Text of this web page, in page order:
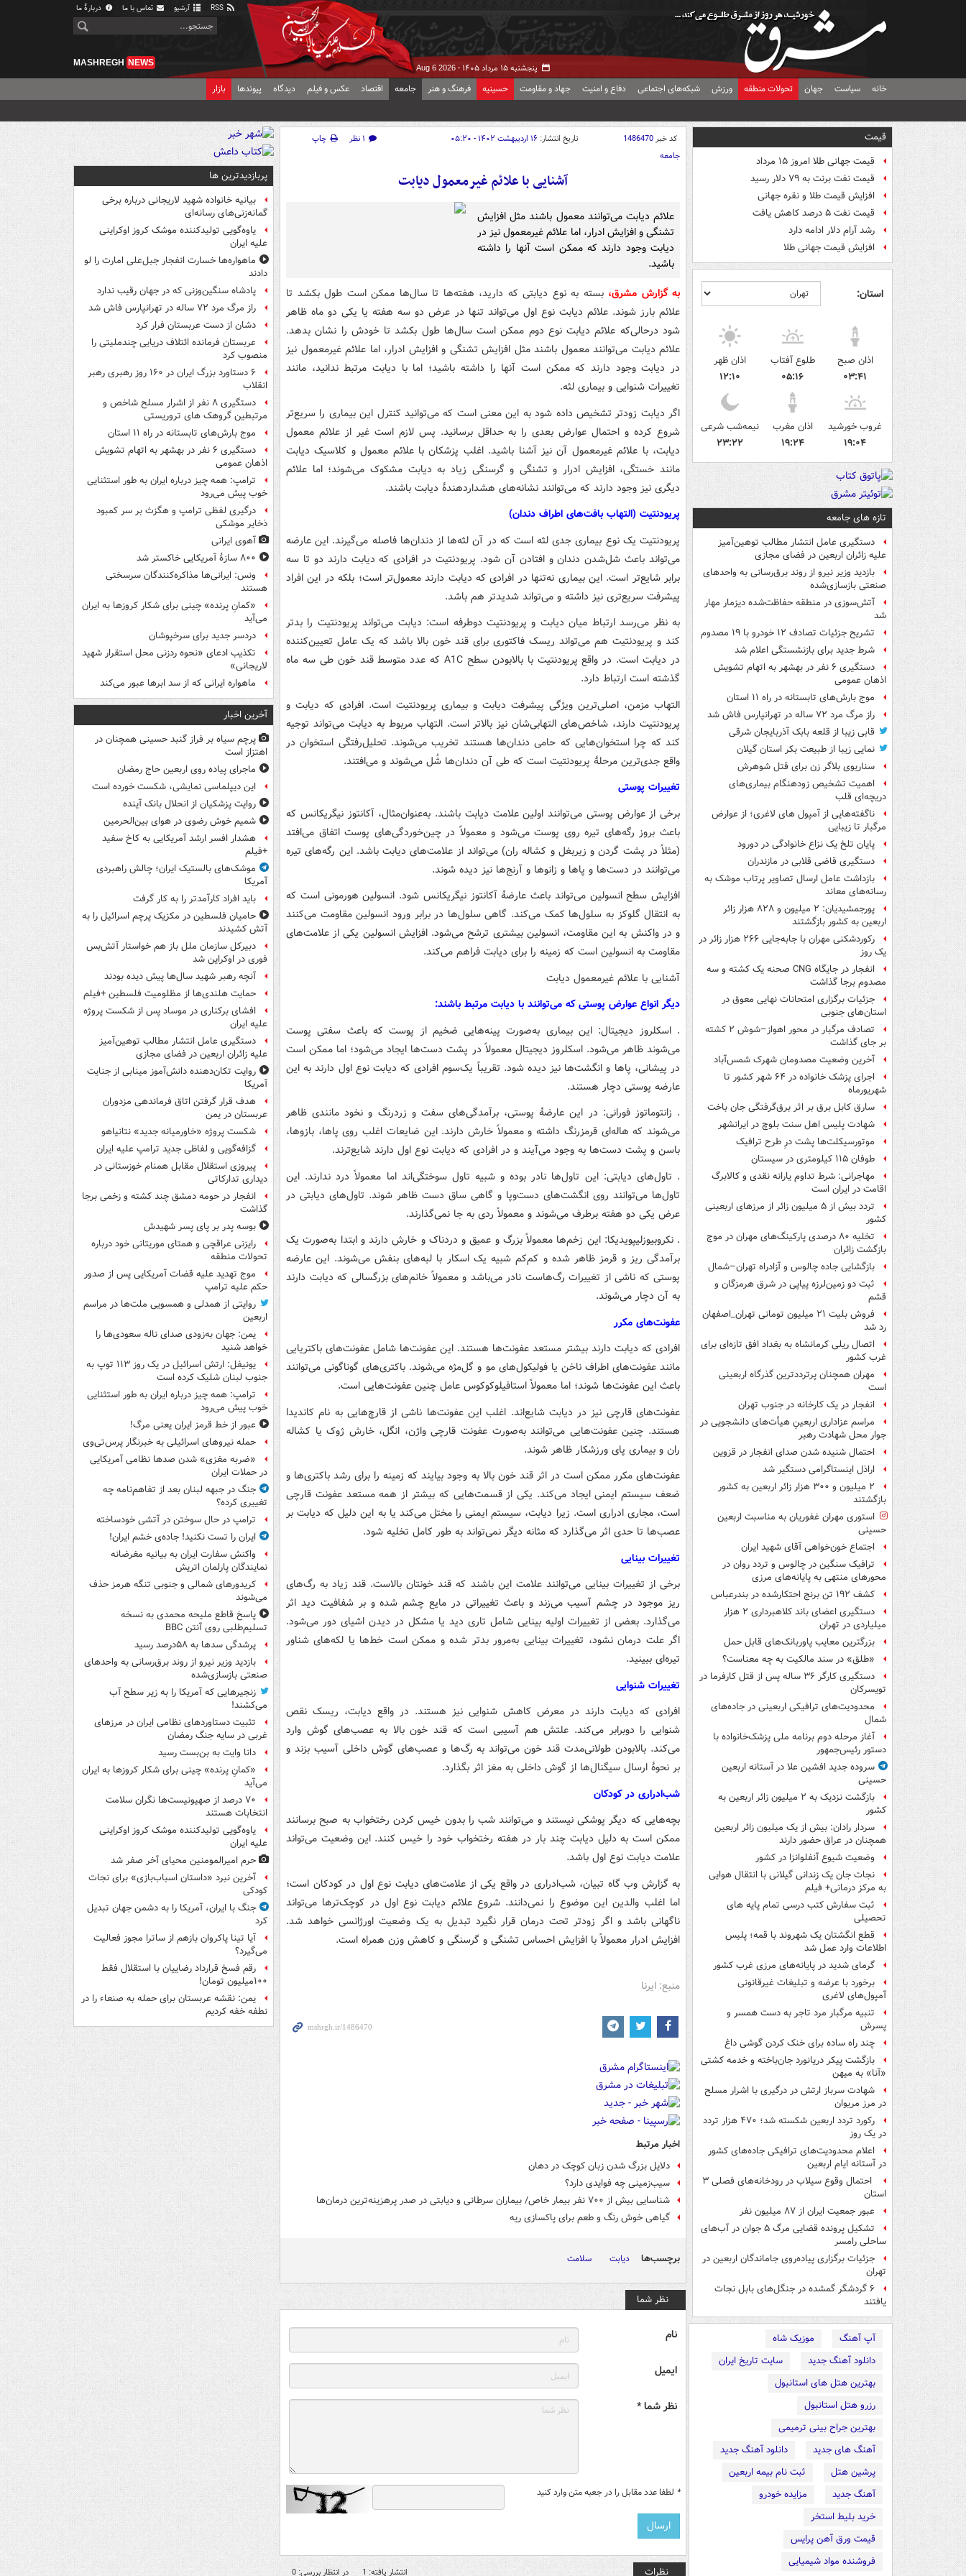
آرشیو تماس با ما دربارهٔ ما
پنجشنبه ۱۵ مرداد ۱۴۰۵ - Aug 6 2026
MASHREGH NEWS
خانه سیاست جهان تحولات منطقه ورزش شبکه‌های اجتماعی دفاع و امنیت جهاد و مقاومت حسینیه فرهنگ و هنر جامعه اقتصاد عکس و فیلم دیدگاه پیوندها بازار
قیمت
قیمت جهانی طلا امروز ۱۵ مرداد
قیمت نفت برنت به ۷۹ دلار رسید
افزایش قیمت طلا و نقره جهانی
قیمت نفت ۵ درصد کاهش یافت
رشد آرام دلار ادامه دارد
افزایش قیمت جهانی طلا
استان:
اذان صبح
۰۳:۴۱
طلوع آفتاب
۰۵:۱۶
اذان ظهر
۱۲:۱۰
غروب خورشید
۱۹:۰۴
اذان مغرب
۱۹:۲۴
نیمه‌شب شرعی
۲۳:۲۲
تازه های جامعه
دستگیری عامل انتشار مطالب توهین‌آمیز
علیه زائران اربعین در فضای مجازی
بازدید وزیر نیرو از روند برق‌رسانی به واحدهای
صنعتی بازسازی‌شده
آتش‌سوزی در منطقه حفاظت‌شده دیزمار مهار
شد
تشریح جزئیات تصادف ۱۲ خودرو با ۱۹ مصدوم
شرط جدید برای بازنشستگی اعلام شد
دستگیری ۶ نفر در بهشهر به اتهام تشویش
اذهان عمومی
موج بارش‌های تابستانه در راه ۱۱ استان
راز مرگ مرد ۷۲ ساله در تهرانپارس فاش شد
قابی زیبا از قلعه بابک آذربایجان شرقی
نمایی زیبا از طبیعت بکر استان گیلان
سناریوی بلاگر زن برای قتل شوهرش
اهمیت تشخیص زودهنگام بیماری‌های
دریچه‌ای قلب
ناگفته‌هایی از آمپول های لاغری؛ از عوارض
مرگبار تا زیبایی
پایان تلخ یک نزاع خانوادگی در دورود
دستگیری قاضی قلابی در مازندران
بازداشت عامل ارسال تصاویر پرتاب موشک به
رسانه‌های معاند
پورجمشیدیان: ۲ میلیون و ۸۲۸ هزار زائر
اربعین به کشور بازگشتند
رکوردشکنی مهران با جابه‌جایی ۲۶۶ هزار زائر در
یک روز
انفجار در جایگاه CNG صحنه یک کشته و سه
مصدوم برجا گذاشت
جزئیات برگزاری امتحانات نهایی معوق در
استان‌های جنوبی
تصادف مرگبار در محور اهواز–شوش ۲ کشته
بر جای گذاشت
آخرین وضعیت مصدومان شهرک شمس‌آباد
اجرای پزشک خانواده در ۶۴ شهر کشور تا
شهریورماه
سارق کابل برق بر اثر برق‌گرفتگی جان باخت
شهادت پلیس اهل سنت بلوچ در ایرانشهر
موتورسیکلت‌ها پشت درِ طرح ترافیک
طوفان ۱۱۵ کیلومتری در سیستان
مهاجرانی: شرط تداوم یارانه نقدی و کالابرگ
اقامت در ایران است
تردد بیش از ۵ میلیون زائر از مرزهای اربعینی
کشور
تخلیه ۸۰ درصدی پارکینگ‌های مهران در موج
بازگشت زائران
بازگشایی جاده چالوس و آزادراه تهران–شمال
ثبت دو زمین‌لرزه پیاپی در شرق هرمزگان و
قشم
فروش بلیت ۲۱ میلیون تومانی تهران_اصفهان
رد شد
اتصال ریلی کرمانشاه به بغداد افق تازه‌ای برای
غرب کشور
مهران همچنان پرترددترین گذرگاه اربعینی
است
انفجار در یک کارخانه در جنوب تهران
مراسم عزاداری اربعینِ هیأت‌های دانشجویی در
جوار محل شهادت رهبر
احتمال شنیده شدن صدای انفجار در قزوین
اراذل اینستاگرامی دستگیر شد
۲ میلیون و ۳۰۰ هزار زائر اربعین به کشور
بازگشتند
استوری مهران غفوریان به مناسبت اربعین
حسینی
اجتماع خون‌خواهی آقای شهید ایران
ترافیک سنگین در چالوس و تردد روان در
محورهای منتهی به پایانه‌های مرزی
کشف ۱۹۲ تن برنج احتکارشده در بندرعباس
دستگیری اعضای باند کلاهبرداری ۲ هزار
میلیاردی در تهران
بزرگترین معایب پاوربانک‌های قابل حمل
«طلق» در سند مالکیت به چه معناست؟
دستگیری کارگر ۳۶ ساله پس از قتل کارفرما در
تویسرکان
محدودیت‌های ترافیکی اربعینی در جاده‌های
شمال‌
آغاز مرحله دوم برنامه ملی پزشک‌خانواده با
دستور رئیس‌جمهور
سروده جدید افشین علا در آستانه اربعین
حسینی
بازگشت نزدیک به ۲ میلیون زائر اربعین به
کشور
سردار رادان: بیش از یک میلیون زائر اربعین
همچنان در عراق حضور دارند
وضعیت شیوع آنفلوانزا در کشور
نجات جان یک زندانی گیلانی با انتقال هوایی
به مرکز درمانی+ فیلم
ثبت سفارش کتب درسی تمام پایه های
تحصیلی
قطع انگشتان یک شهروند با قمه؛ پلیس
اطلاعات وارد عمل شد
گرمای شدید در پایانه‌های مرزی غرب کشور
برخورد با عرضه و تبلیغات غیرقانونی
آمپول‌های لاغری
تنبیه مرگبار مرد تاجر به دست همسر و
پسرش
چند راه‌ ساده برای خنک کردن گوشی داغ
بازگشت پیکر دریانورد جان‌باخته و خدمه کشتی
«آنا» به میهن
شهادت سرباز ارتش در درگیری با اشرار مسلح
در مرز مریوان
رکورد تردد اربعین شکسته شد؛ ۴۷۰ هزار تردد
در یک روز
اعلام محدودیت‌های ترافیکی جاده‌های کشور
در آستانه ایام اربعین
احتمال وقوع سیلاب در رودخانه‌های فصلی ۳
استان
عبور جمعیت ایران از ۸۷ میلیون نفر
تشکیل پرونده قضایی مرگ ۵ جوان در آب‌های
ساحلی رامسر
جزئیات برگزاری پیاده‌روی جاماندگان اربعین در
تهران
۶ گردشگر گمشده در جنگل‌های بابل نجات
یافتند
آپ آهنگ
موزیک شاه
دانلود آهنگ جدید
سایت تاریخ ایران
بهترین هتل های استانبول
رزرو هتل استانبول
بهترین جراح بینی ترمیمی
آهنگ های جدید
دانلود آهنگ جدید
پرشین هتل
ثبت نام بیمه اربعین
آهنگ جدید
مزایده خودرو
خرید بلیط استخر
قیمت ورق آهن پرایس
فروشنده مواد شیمیایی
کد خبر1486470 تاریخ انتشار: ۱۶ اردیبهشت ۱۴۰۲ - ۰۵:۲۰ ۱ نظر
چاپ
جامعه
آشنایی با علائم غیرمعمول دیابت
علائم دیابت می‌توانند معمول باشند مثل افزایش
تشنگی و افزایش ادرار، اما علائم غیرمعمول نیز در
دیابت وجود دارند که ممکن است آنها را داشته
باشید.
به گزارش مشرق،بسته به نوع دیابتی که دارید، هفته‌ها تا سال‌ها ممکن است طول بکشد تا
علائم بارز شوند. علائم دیابت نوع اول می‌تواند تنها در عرض دو سه هفته یا یکی دو ماه ظاهر
شود درحالی‌که علائم دیابت نوع دوم ممکن است سال‌ها طول بکشد تا خودش را نشان بدهد.
علائم دیابت می‌توانند معمول باشند مثل افزایش تشنگی و افزایش ادرار، اما علائم غیرمعمول نیز
در دیابت وجود دارند که ممکن است آنها را داشته باشید؛ اما با دیابت مرتبط ندانید، مانند
تغییرات شنوایی و بیماری لثه.
اگر دیابت زودتر تشخیص داده شود به این معنی است که می‌توانید کنترل این بیماری را سریع‌تر
شروع کرده و احتمال عوارض بعدی را به حداقل برسانید. پس لازم است غیر از علائم معمول
دیابت، با علائم غیرمعمول آن نیز آشنا باشید. اغلب پزشکان با علائم معمول و کلاسیک دیابت
مانند خستگی، افزایش ادرار و تشنگی و گرسنگی زیاد به دیابت مشکوک می‌شوند؛ اما علائم
دیگری نیز وجود دارند که می‌توانند نشانه‌های هشداردهندهٔ دیابت باشند.
پریودنتیت (التهاب بافت‌های اطراف دندان)
پریودنتیت یک نوع بیماری جدی لثه است که در آن لثه‌ها از دندان‌ها فاصله می‌گیرند. این عارضه
می‌تواند باعث شل‌شدن دندان و افتادن آن شود. پریودنتیت در افرادی که دیابت دارند دو تا سه
برابر شایع‌تر است. این بیماری نه‌تنها در افرادی که دیابت دارند معمول‌تر است؛ بلکه در این افراد
پیشرفت سریع‌تری نیز داشته و می‌تواند شدیدتر هم باشد.
به نظر می‌رسد ارتباط میان دیابت و پریودنتیت دوطرفه است: دیابت می‌تواند پریودنتیت را بدتر
کند و پریودنتیت هم می‌تواند ریسک فاکتوری برای قند خون بالا باشد که یک عامل تعیین‌کننده
در دیابت است. در واقع پریودنتیت با بالابودن سطح A1C که عدد متوسط قند خون طی سه ماه
گذشته است ارتباط دارد.
التهاب مزمن، اصلی‌ترین ویژگی پیشرفت دیابت و بیماری پریودنتیت است. افرادی که دیابت و
پریودنتیت دارند، شاخص‌های التهابی‌شان نیز بالاتر است. التهاب مربوط به دیابت می‌تواند توجیه
کند که چرا استخوان‌هایی که حامی دندان‌ها هستند تخریب می‌شوند. تحلیل‌رفتگی استخوان در
واقع جدی‌ترین مرحلهٔ پریودنتیت است که طی آن دندان‌ها شُل می‌شوند و می‌افتند.
تغییرات پوستی
برخی از عوارض پوستی می‌توانند اولین علامت دیابت باشند. به‌عنوان‌مثال، آکانتوز نیگریکانس که
باعث بروز رگه‌های تیره روی پوست می‌شود و معمولاً در چین‌خوردگی‌های پوست اتفاق می‌افتد
(مثلاً در پشت گردن و زیربغل و کشاله ران) می‌تواند از علامت‌های دیابت باشد. این رگه‌های تیره
می‌توانند در دست‌ها و پاها و زانوها و آرنج‌ها نیز دیده شوند.
افزایش سطح انسولین می‌تواند باعث عارضهٔ آکانتوز نیگریکانس شود. انسولین هورمونی است که
به انتقال گلوکز به سلول‌ها کمک می‌کند. گاهی سلول‌ها در برابر ورود انسولین مقاومت می‌کنند
و در واکنش به این مقاومت، انسولین بیشتری ترشح می‌شود. افزایش انسولین یکی از علامت‌های
مقاومت به انسولین است که زمینه را برای دیابت فراهم می‌کند.
آشنایی با علائم غیرمعمول دیابت
دیگر انواع عوارض پوستی که می‌توانند با دیابت مرتبط باشند:
. اسکلروز دیجیتال: این بیماری به‌صورت پینه‌هایی ضخیم از پوست که باعث سفتی پوست
می‌شوند ظاهر می‌شود. اسکلروز دیجیتال معمولاً در پشت دست‌ها ایجاد می‌شود؛ اما ممکن است
در پیشانی، پاها و انگشت‌ها نیز دیده شود. تقریباً یک‌سوم افرادی که دیابت نوع اول دارند به این
عارضه پوستی دچار هستند.
. زانتوماتوز فورانی: در این عارضهٔ پوستی، برآمدگی‌های سفت و زردرنگ و نخود مانندی ظاهر
می‌شوند که هاله‌ای قرمزرنگ داشته و معمولاً خارش دارند. این ضایعات اغلب روی پاها، بازوها،
باسن و پشت دست‌ها به وجود می‌آیند و در افرادی که دیابت نوع اول دارند شایع‌ترند.
. تاول‌های دیابتی: این تاول‌ها نادر بوده و شبیه تاول سوختگی‌اند اما معمولاً درد ندارند. این
تاول‌ها می‌توانند روی انگشت‌های دست‌وپا و گاهی ساق دست ظاهر شوند. تاول‌های دیابتی در
عرض یکی دو هفته برطرف می‌شوند و معمولاً ردی به جا نمی‌گذارند.
. نکروبیوزلیپویدیکا: این زخم‌ها معمولاً بزرگ و عمیق و دردناک و خارش دارند و ابتدا به‌صورت یک
برآمدگی ریز و قرمز ظاهر شده و کم‌کم شبیه یک اسکار با لبه‌های بنفش می‌شوند. این عارضه
پوستی که ناشی از تغییرات رگ‌هاست نادر می‌باشد و معمولاً خانم‌های بزرگسالی که دیابت دارند
به آن دچار می‌شوند.
عفونت‌های مکرر
افرادی که دیابت دارند بیشتر مستعد عفونت‌ها هستند. این عفونت‌ها شامل عفونت‌های باکتریایی
مانند عفونت‌های اطراف ناخن یا فولیکول‌های مو و گل‌مژه می‌شوند. باکتری‌های گوناگونی می‌توانند
باعث این عفونت‌ها شوند؛ اما معمولاً استافیلوکوکوس عامل چنین عفونت‌هایی است.
عفونت‌های قارچی نیز در دیابت شایع‌اند. اغلب این عفونت‌ها ناشی از قارچ‌هایی به نام کاندیدا
هستند. چنین عفونت‌هایی می‌توانند به‌صورت عفونت قارچی واژن، انگل، خارش ژوک یا کشاله
ران و بیماری پای ورزشکار ظاهر شوند.
عفونت‌های مکرر ممکن است در اثر قند خون بالا به وجود بیایند که زمینه را برای رشد باکتری‌ها و
ضعف سیستم ایمنی ایجاد می‌کند. یکی از قسمت‌هایی که بیشتر از همه مستعد عفونت قارچی
است، مجاری ادراری است. زیرا دیابت، سیستم ایمنی را مختل می‌کند یا به این دلیل که دیابت بر
عصب‌ها تا حدی اثر می‌گذارد که مثانه دیگر نمی‌تواند به طور کامل تخلیه شود.
تغییرات بینایی
برخی از تغییرات بینایی می‌توانند علامت این باشند که قند خونتان بالاست. قند زیاد به رگ‌های
ریز موجود در چشم آسیب می‌زند و باعث تغییراتی در مایع چشم شده و بر شفافیت دید اثر
می‌گذارد. بعضی از تغییرات اولیه بینایی شامل تاری دید یا مشکل در دیدن اشیای دور می‌شود.
اگر علت درمان نشود، تغییرات بینایی به‌مرور بدتر شده و ممکن است خط‌ها یا لکه‌های شناور
تیره‌ای ببینید.
تغییرات شنوایی
افرادی که دیابت دارند در معرض کاهش شنوایی نیز هستند. در واقع دیابت، ریسک نقص
شنوایی را دوبرابر می‌کند. علتش هم آسیبی است که قند خون بالا به عصب‌های گوش وارد
می‌کند. بالابودن طولانی‌مدت قند خون می‌تواند به رگ‌ها و عصب‌های گوش داخلی آسیب بزند و
بر نحوهٔ ارسال سیگنال‌ها از گوش داخلی به مغز اثر بگذارد.
شب‌ادراری در کودکان
بچه‌هایی که دیگر پوشکی نیستند و می‌توانند شب را بدون خیس کردن رختخواب به صبح برسانند
ممکن است به دلیل دیابت چند بار در هفته رختخواب خود را خیس کنند. این وضعیت می‌تواند
علامت دیابت نوع اول باشد.
به گزارش وب گاه تبیان، شب‌ادراری در واقع یکی از علامت‌های دیابت نوع اول در کودکان است؛
اما اغلب والدین این موضوع را نمی‌دانند. شروع علائم دیابت نوع اول در کوچک‌ترها می‌تواند
ناگهانی باشد و اگر زودتر تحت درمان قرار نگیرد تبدیل به یک وضعیت اورژانسی خواهد شد.
افزایش ادرار معمولاً با افزایش احساس تشنگی و گرسنگی و کاهش وزن همراه است.
منبع: ایرنا
اخبار مرتبط
دلایل بزرگ شدن زبان کوچک در دهان
سیب‌زمینی چه فوایدی دارد؟
شناسایی بیش از ۷۰۰ نفر بیمار خاص/ بیماران سرطانی و دیابتی در صدر پرهزینه‌ترین درمان‌ها
گیاهی خوش رنگ و طعم برای پاکسازی ریه
برچسب‌ها دیابت سلامت
نظر شما
نام
ایمیل
نظر شما *
* لطفا عدد مقابل را در جعبه متن وارد کنید
نظرات انتشار یافته: 1 در انتظار بررسی: 0
پربازدیدترین ها
بیانیه خانواده شهید لاریجانی درباره برخی
گمانه‌زنی‌های رسانه‌ای
یاوه‌گویی تولیدکننده موشک کروز اوکراینی
علیه ایران
ماهواره‌ها خسارت انفجار جبل‌علی امارت را لو
دادند
پادشاه سنگین‌وزنی که در جهان رقیب ندارد
راز مرگ مرد ۷۲ ساله در تهرانپارس فاش شد
دشان از دست عربستان فرار کرد
عربستان فرمانده ائتلاف دریایی چندملیتی را
منصوب کرد
۶ دستاورد بزرگ ایران در ۱۶۰ روز رهبری رهبر
انقلاب
دستگیری ۸ نفر از اشرار مسلح شاخص و
مرتبطین گروهک های تروریستی
موج بارش‌های تابستانه در راه ۱۱ استان
دستگیری ۶ نفر در بهشهر به اتهام تشویش
اذهان عمومی
ترامپ: همه چیز درباره ایران به طور استثنایی
خوب پیش می‌رود
درگیری لفظی ترامپ و هگزث بر سر کمبود
ذخایر موشکی
آهوی ایرانی
۸۰۰ سازۀ آمریکایی خاکستر شد
ونس: ایرانی‌ها مذاکره‌کنندگان سرسختی
هستند
«کمانِ پرنده» چینی برای شکار کروزها به ایران
می‌آید
دردسر جدید برای سرخپوشان
تکذیب ادعای «نحوه ردزنی محل استقرار شهید
لاریجانی»
ماهواره ایرانی که از سد ابرها عبور می‌کند
آخرین اخبار
پرچم سیاه بر فراز گنبد حسینی همچنان در
اهتزاز است
ماجرای پیاده روی اربعین حاج رمضان
این دیپلماسی نمایشی، شکست خورده است
روایت پزشکیان از انحلال بانک آینده
شمیم خوش رضوی در هوای بین‌الحرمین
هشدار افسر ارشد آمریکایی به کاخ سفید
+فیلم
موشک‌های بالستیک ایران؛ چالش راهبردی
آمریکا
باید افراد کارآمدتر را به کار گرفت
حامیان فلسطین در مکزیک پرچم اسرائیل را به
آتش کشیدند
دبیرکل سازمان ملل باز هم خواستار آتش‌بس
فوری در اوکراین شد
آنچه رهبر شهید سال‌ها پیش دیده بودند
حمایت هلندی‌ها از مظلومیت فلسطین +فیلم
افشای برکناری در موساد پس از شکست پروژه
علیه ایران
دستگیری عامل انتشار مطالب توهین‌آمیز
علیه زائران اربعین در فضای مجازی
روایت تکان‌دهنده دانش‌آموز مینابی از جنایت
آمریکا
هدف قرار گرفتن اتاق‌ فرماندهی مزدوران
عربستان در یمن
شکست پروژه «خاورمیانه جدید» نتانیاهو
گزافه‌گویی و لفاظی جدید ترامپ علیه ایران
پیروزی استقلال مقابل همنام خوزستانی در
دیداری تدارکاتی
انفجار در حومه دمشق چند کشته و زخمی برجا
گذاشت
بوسه‌ پدر بر پای پسر شهیدش
رایزنی عراقچی و همتای موریتانی خود درباره
تحولات منطقه
موج تهدید علیه قضات آمریکایی پس از صدور
حکم علیه ترامپ
روایتی از همدلی و همسویی ملت‌ها در مراسم
اربعین
یمن: جهان به‌زودی صدای ناله سعودی‌ها را
خواهد شنید
یونیفل: ارتش اسرائیل در یک روز ۱۱۳ توپ به
جنوب لبنان شلیک کرده است
ترامپ: همه چیز درباره ایران به طور استثنایی
خوب پیش می‌رود
عبور از خط قرمز ایران یعنی مرگ!
حمله نیروهای اسرائیلی به خبرنگار پرس‌تی‌وی
«ضربه مغزی» شدن صدها نظامی آمریکایی
در حملات ایران
جنگ در جبهه لبنان بعد از تفاهم‌نامه چه
تغییری کرده؟
ترامپ در حال سوختن در آتشی خودساخته
ایران را تست نکنید! جاده‌ی خشم ایران!
واکنش سفارت ایران به بیانیه مغرضانه
نمایندگان پارلمان اتریش
کریدورهای شمالی و جنوبی تنگه هرمز حذف
می‌شوند
پاسخ قاطع ملیحه محمدی به نسخه
تسلیم‌طلبی روی آنتن BBC
پرشدگی سدها به ۵۸درصد رسید
بازدید وزیر نیرو از روند برق‌رسانی به واحدهای
صنعتی بازسازی‌شده
زنجیرهایی که آمریکا را به زیر سطح آب
می‌کشند!
تثبیت دستاوردهای نظامی ایران در مرزهای
غربی در سایه جنگ رمضان
دانا وایت به بن‌بست رسید
«کمانِ پرنده» چینی برای شکار کروزها به ایران
می‌آید
۷۰ درصد از صهیونیست‌ها نگران سلامت
انتخابات هستند
یاوه‌گویی تولیدکننده موشک کروز اوکراینی
علیه ایران
حرم امیرالمومنین محیای آخر صفر شد
آخرین نبرد «داستان اسباب‌بازی» برای نجات
کودکی
جنگ با ایران، آمریکا را به دشمن جهان تبدیل
کرد
آیا تینا پاکروان بازهم از ساترا مجوز فعالیت
می‌گیرد؟
رقم فسخ قرارداد رضاییان با استقلال فقط
۱۰۰میلیون تومان!
یمن: نقشه عربستان برای حمله به صنعاء را در
نطفه خفه کردیم